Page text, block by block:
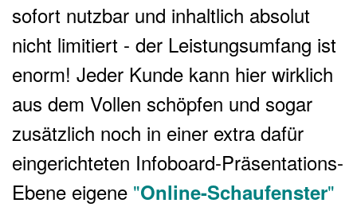
sofort nutzbar und inhaltlich absolut
nicht limitiert - der Leistungsumfang ist
enorm! Jeder Kunde kann hier wirklich
aus dem Vollen schöpfen und sogar
zusätzlich noch in einer extra dafür
eingerichteten Infoboard-Präsentations-
Ebene eigene "Online-Schaufenster"